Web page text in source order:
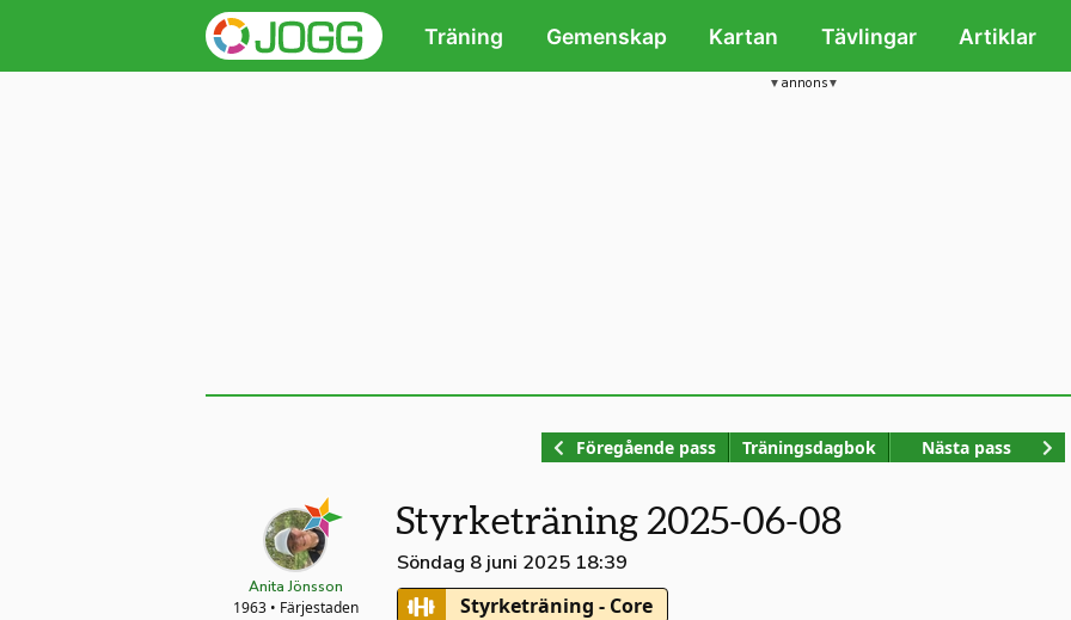
Träning Gemenskap Kartan Tävlingar Artiklar
annons
Föregående pass Träningsdagbok Nästa pass
Anita Jönsson
1963 • Färjestaden
Styrketräning 2025-06-08
Söndag 8 juni 2025 18:39
Styrketräning - Core